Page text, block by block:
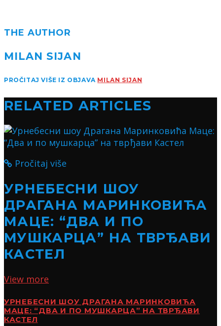
THE AUTHOR
MILAN SIJAN
PROČITAJ VIŠE IZ OBJAVA MILAN SIJAN
RELATED ARTICLES
Pročitaj više
УРНЕБЕСНИ ШОУ
ДРАГАНА МАРИНКОВИЋА
МАЦЕ: “ДВА И ПО
МУШКАРЦА” НА ТВРЂАВИ
КАСТЕЛ
View more
УРНЕБЕСНИ ШОУ ДРАГАНА МАРИНКОВИЋА
МАЦЕ: “ДВА И ПО МУШКАРЦА” НА ТВРЂАВИ
КАСТЕЛ